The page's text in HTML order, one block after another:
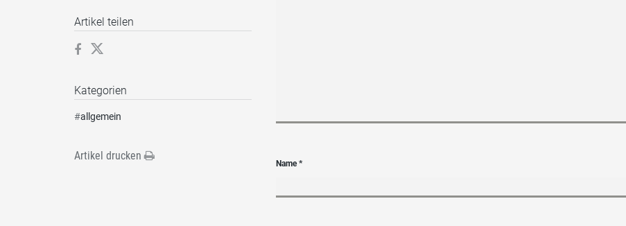
Name*
Artikel teilen
Kategorien
#allgemein
Artikel drucken